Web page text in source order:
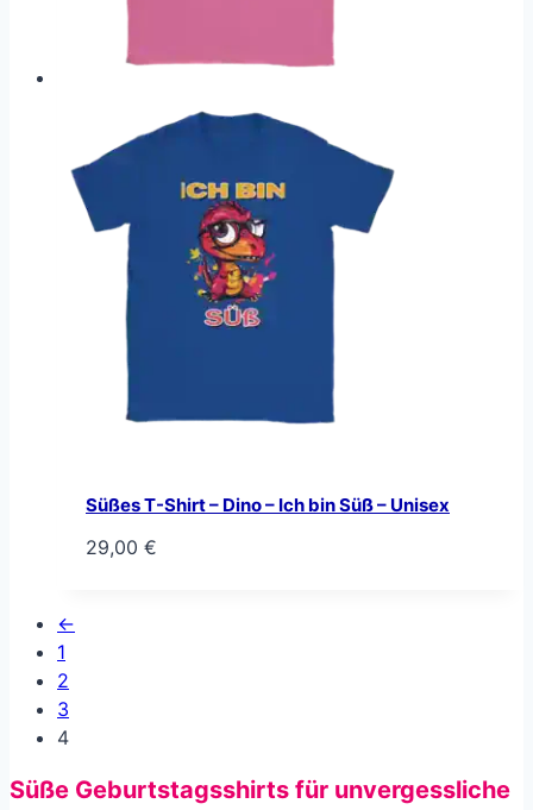
Süßes T-Shirt – Dino – Ich bin Süß – Unisex
29,00 €
←
1
2
3
4
Süße Geburtstagsshirts für unvergessliche